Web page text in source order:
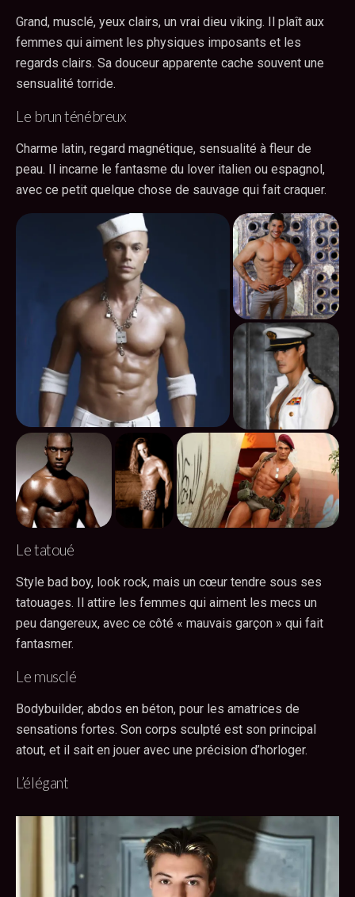
Grand, musclé, yeux clairs, un vrai dieu viking. Il plaît aux
femmes qui aiment les physiques imposants et les
regards clairs. Sa douceur apparente cache souvent une
sensualité torride.
Le brun ténébreux
Charme latin, regard magnétique, sensualité à fleur de
peau. Il incarne le fantasme du lover italien ou espagnol,
avec ce petit quelque chose de sauvage qui fait craquer.
Le tatoué
Style bad boy, look rock, mais un cœur tendre sous ses
tatouages. Il attire les femmes qui aiment les mecs un
peu dangereux, avec ce côté « mauvais garçon » qui fait
fantasmer.
Le musclé
Bodybuilder, abdos en béton, pour les amatrices de
sensations fortes. Son corps sculpté est son principal
atout, et il sait en jouer avec une précision d’horloger.
L’élégant